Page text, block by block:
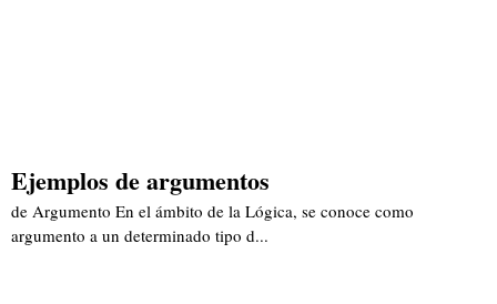
Ejemplos de argumentos
de Argumento En el ámbito de la Lógica, se conoce como
argumento a un determinado tipo d...